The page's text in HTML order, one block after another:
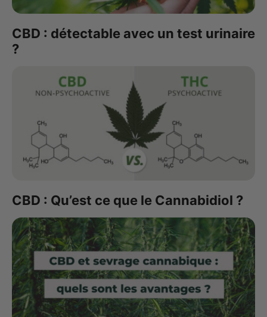
CBD : détectable avec un test urinaire
?
CBD : Qu’est ce que le Cannabidiol ?